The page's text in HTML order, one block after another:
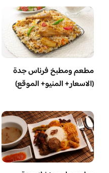
مطعم ومطبخ فرناس جدة
(الاسعار+ المنيو+ الموقع)